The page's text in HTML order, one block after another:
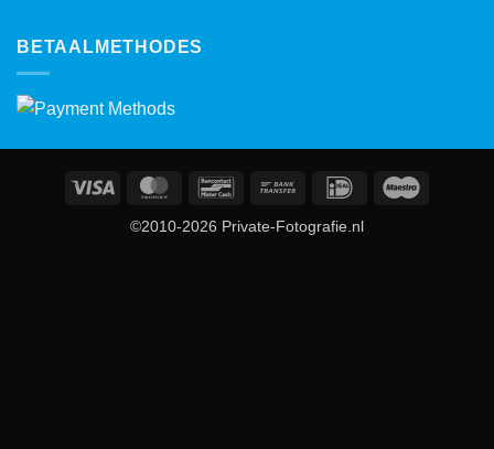
BETAALMETHODES
Visa MasterCardBancontactBank
IDeal
©2010-2026 Private-Fotografie.nl